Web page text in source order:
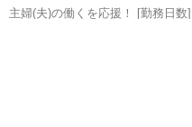
主婦(夫)の働くを応援！ [勤務日数]： 週4日~